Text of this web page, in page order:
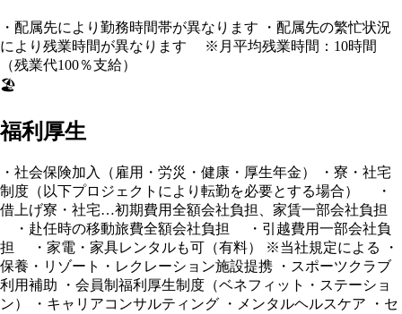
・配属先により勤務時間帯が異なります ・配属先の繁忙状況
により残業時間が異なります ※月平均残業時間：10時間
（残業代100％支給）
🏖️
福利厚生
・社会保険加入（雇用・労災・健康・厚生年金） ・寮・社宅
制度（以下プロジェクトにより転勤を必要とする場合） ・
借上げ寮・社宅…初期費用全額会社負担、家賃一部会社負担
・赴任時の移動旅費全額会社負担 ・引越費用一部会社負
担 ・家電・家具レンタルも可（有料） ※当社規定による ・
保養・リゾート・レクレーション施設提携 ・スポーツクラブ
利用補助 ・会員制福利厚生制度（ベネフィット・ステーショ
ン） ・キャリアコンサルティング ・メンタルヘルスケア ・セ